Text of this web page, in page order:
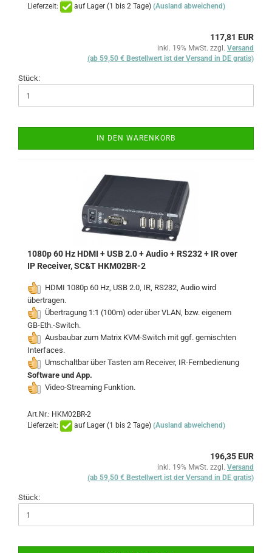
Lieferzeit:
auf Lager (1 bis 2 Tage) (Ausland abweichend)
117,81 EUR
inkl. 19% MwSt. zzgl. Versand
(ab 59,50 € Bestellwert ist der Versand in DE gratis)
Stück:
IN DEN WARENKORB
1080p 60 Hz HDMI + USB 2.0 + Audio + RS232 + IR over
IP Receiver, SC&T HKM02BR-2
HDMI 1080p 60 Hz, USB 2.0, IR, RS232, Audio wird
übertragen.
Übertragung 1:1 (100m) oder über VLAN, bzw. eigenem
GB-Eth.-Switch.
Ausbaubar zum Matrix KVM-Switch mit ggf. gemischten
Interfaces.
Umschaltbar über Tasten am Receiver, IR-Fernbedienung
Software und App.
Video-Streaming Funktion.
Art.Nr.: HKM02BR-2
Lieferzeit:
auf Lager (1 bis 2 Tage) (Ausland abweichend)
196,35 EUR
inkl. 19% MwSt. zzgl. Versand
(ab 59,50 € Bestellwert ist der Versand in DE gratis)
Stück: